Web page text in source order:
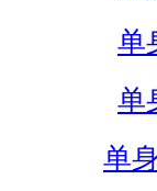
单
单
单